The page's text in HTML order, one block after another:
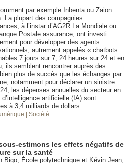
par exemple Inbenta ou Zaion
La plupart des compagnies
à l’instar d’AG2R La Mondiale ou
Postale assurance, ont investi
pour développer des agents
autrement appelés « chatbots
7 jours sur 7, 24 heures sur 24 et en
ils semblent rencontrer auprès des
plus de succès que les échanges par
notamment pour déclarer un sinistre.
les dépenses annuelles du secteur en
d’intelligence artificielle (IA) sont
à 3,4 milliards de dollars.
| Société
estimons les effets négatifs de
sur la santé
Bigo, École polytechnique et Kévin Jean,